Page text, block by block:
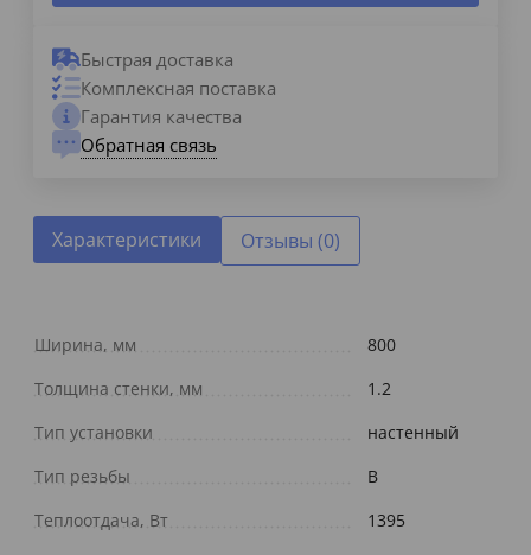
Быстрая доставка
Комплексная поставка
Гарантия качества
Обратная связь
Характеристики Отзывы (0)
Ширина, мм
800
Толщина стенки, мм
1.2
Тип установки
настенный
Тип резьбы
В
Теплоотдача, Вт
1395